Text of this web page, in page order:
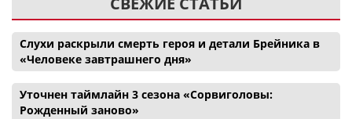
Слухи раскрыли смерть героя и детали Брейника в
«Человеке завтрашнего дня»
Уточнен таймлайн 3 сезона «Сорвиголовы:
Рожденный заново»